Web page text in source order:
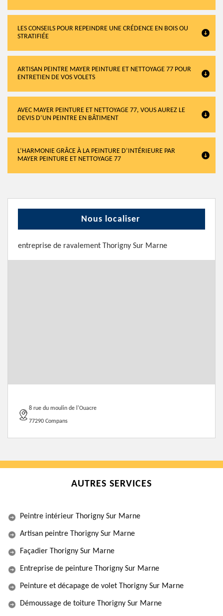
LES CONSEILS POUR REPEINDRE UNE CRÉDENCE EN BOIS OU
STRATIFIÉE
ARTISAN PEINTRE MAYER PEINTURE ET NETTOYAGE 77 POUR
ENTRETIEN DE VOS VOLETS
AVEC MAYER PEINTURE ET NETTOYAGE 77, VOUS AUREZ LE
DEVIS D’UN PEINTRE EN BÂTIMENT
L’HARMONIE GRÂCE À LA PEINTURE D’INTÉRIEURE PAR
MAYER PEINTURE ET NETTOYAGE 77
Nous localiser
entreprise de ravalement Thorigny Sur Marne
8 rue du moulin de l'Ouacre
77290 Compans
AUTRES SERVICES
Peintre intérieur Thorigny Sur Marne
Artisan peintre Thorigny Sur Marne
Façadier Thorigny Sur Marne
Entreprise de peinture Thorigny Sur Marne
Peinture et décapage de volet Thorigny Sur Marne
Démoussage de toiture Thorigny Sur Marne